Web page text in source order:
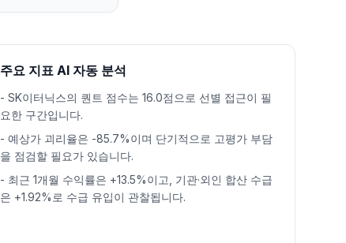
주요 지표 AI 자동 분석
-SK이터닉스의 퀀트 점수는 16.0점으로 선별 접근이 필
요한 구간입니다.
-예상가 괴리율은 -85.7%이며 단기적으로 고평가 부담
을 점검할 필요가 있습니다.
- 최근 1개월 수익률은 +13.5%이고, 기관·외인 합산 수급
은 +1.92%로 수급 유입이 관찰됩니다.